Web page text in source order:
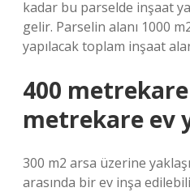
kadar bu parselde inşaat
gelir. Parselin alanı 1000
yapılacak toplam inşaat
400
metrekare ev
300 m2 arsa üzerine
arasında bir ev inşa